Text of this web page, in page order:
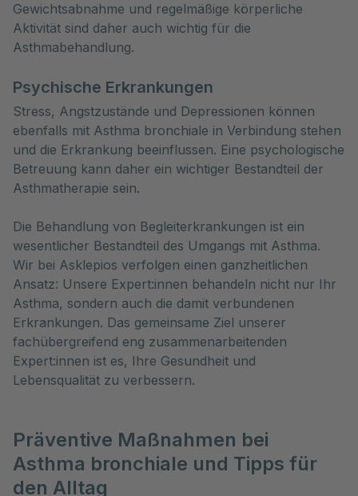
Gewichtsabnahme und regelmäßige körperliche
Aktivität sind daher auch wichtig für die
Asthmabehandlung.
Psychische Erkrankungen
Stress, Angstzustände und Depressionen können
ebenfalls mit Asthma bronchiale in Verbindung stehen
und die Erkrankung beeinflussen. Eine psychologische
Betreuung kann daher ein wichtiger Bestandteil der
Asthmatherapie sein.
Die Behandlung von Begleiterkrankungen ist ein
wesentlicher Bestandteil des Umgangs mit Asthma.
Wir bei Asklepios verfolgen einen ganzheitlichen
Ansatz: Unsere Expert:innen behandeln nicht nur Ihr
Asthma, sondern auch die damit verbundenen
Erkrankungen. Das gemeinsame Ziel unserer
fachübergreifend eng zusammenarbeitenden
Expert:innen ist es, Ihre Gesundheit und
Lebensqualität zu verbessern.
Präventive Maßnahmen bei
Asthma bronchiale und Tipps für
den Alltag